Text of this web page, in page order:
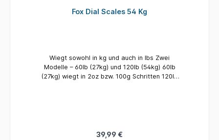
Fox Dial Scales 54 Kg
Wiegt sowohl in kg und auch in lbs Zwei
Modelle – 60lb (27kg) und 120lb (54kg) 60lb
(27kg) wiegt in 2oz bzw. 100g Schritten 120lb
39,99 €